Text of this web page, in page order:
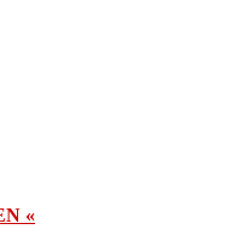
«